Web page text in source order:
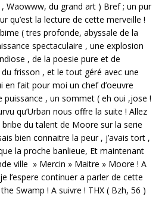
Waowww, du grand art ) Bref ; un pur
qu’est la lecture de cette merveille !
( tres profonde, abyssale de la
spectaculaire , une explosion
, de la poesie pure et de
du frisson , et le tout géré avec une
en fait pour moi un chef d’oeuvre
puissance , un sommet ( eh oui ,jose !
qu’Urban nous offre la suite ! Allez
du talent de Moore sur la serie
bien connaitre la peur , j’avais tort ,
la proche banlieue, Et maintenant
ville » Mercin » Maitre » Moore ! A
l’espere continuer a parler de cette
Swamp ! A suivre ! THX ( Bzh, 56 )